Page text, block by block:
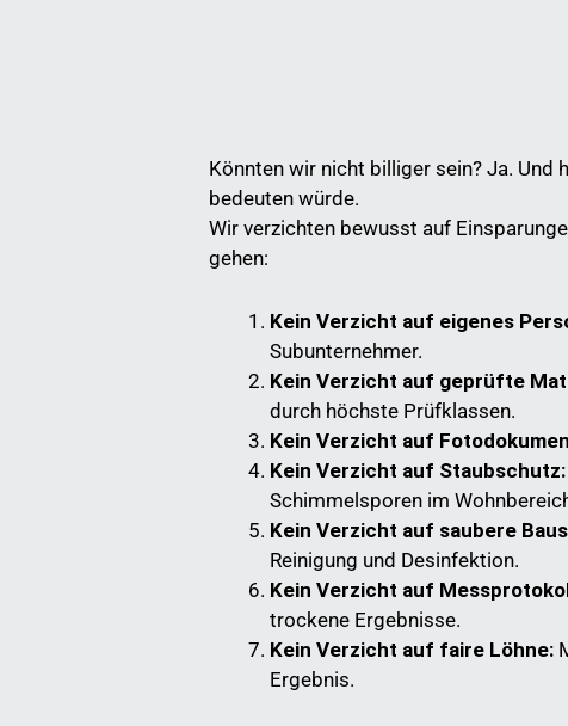
Könnten wir nicht billiger sein? Ja. Und
bedeuten würde.
Wir verzichten bewusst auf
gehen:
Kein Verzicht auf eigenes
Subunternehmer.
Kein Verzicht auf geprüfte
durch höchste Prüfklassen.
Kein Verzicht auf
Kein Verzicht auf Staubschutz:
Schimmelsporen im
Kein Verzicht auf saubere
Reinigung und Desinfektion.
Kein Verzicht auf
trockene Ergebnisse.
Kein Verzicht auf faire Löhne:
Ergebnis.